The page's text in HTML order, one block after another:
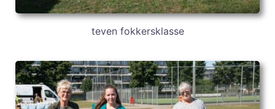
teven fokkersklasse